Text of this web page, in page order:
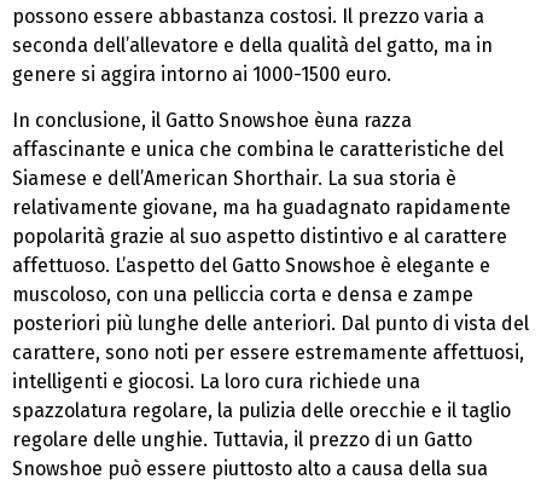
possono essere abbastanza costosi. Il prezzo varia a
seconda dell’allevatore e della qualità del gatto, ma in
genere si aggira intorno ai 1000-1500 euro.
In conclusione, il Gatto Snowshoe èuna razza
affascinante e unica che combina le caratteristiche del
Siamese e dell’American Shorthair. La sua storia è
relativamente giovane, ma ha guadagnato rapidamente
popolarità grazie al suo aspetto distintivo e al carattere
affettuoso. L’aspetto del Gatto Snowshoe è elegante e
muscoloso, con una pelliccia corta e densa e zampe
posteriori più lunghe delle anteriori. Dal punto di vista del
carattere, sono noti per essere estremamente affettuosi,
intelligenti e giocosi. La loro cura richiede una
spazzolatura regolare, la pulizia delle orecchie e il taglio
regolare delle unghie. Tuttavia, il prezzo di un Gatto
Snowshoe può essere piuttosto alto a causa della sua